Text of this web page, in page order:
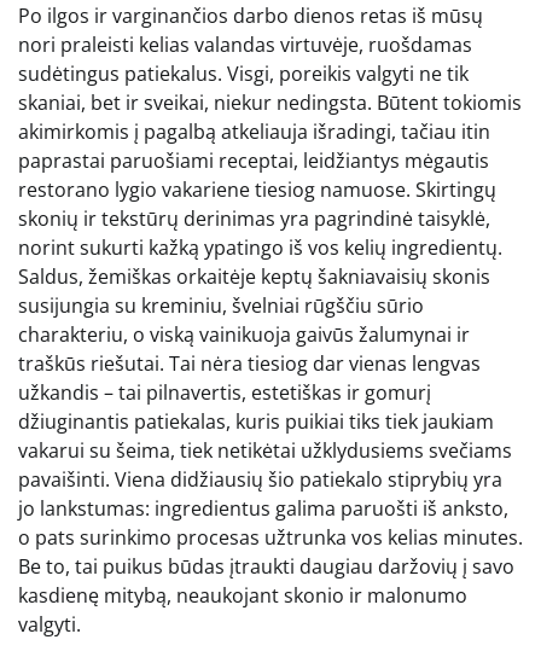
Po ilgos ir varginančios darbo dienos retas iš mūsų
nori praleisti kelias valandas virtuvėje, ruošdamas
sudėtingus patiekalus. Visgi, poreikis valgyti ne tik
skaniai, bet ir sveikai, niekur nedingsta. Būtent tokiomis
akimirkomis į pagalbą atkeliauja išradingi, tačiau itin
paprastai paruošiami receptai, leidžiantys mėgautis
restorano lygio vakariene tiesiog namuose. Skirtingų
skonių ir tekstūrų derinimas yra pagrindinė taisyklė,
norint sukurti kažką ypatingo iš vos kelių ingredientų.
Saldus, žemiškas orkaitėje keptų šakniavaisių skonis
susijungia su kreminiu, švelniai rūgščiu sūrio
charakteriu, o viską vainikuoja gaivūs žalumynai ir
traškūs riešutai. Tai nėra tiesiog dar vienas lengvas
užkandis – tai pilnavertis, estetiškas ir gomurį
džiuginantis patiekalas, kuris puikiai tiks tiek jaukiam
vakarui su šeima, tiek netikėtai užklydusiems svečiams
pavaišinti. Viena didžiausių šio patiekalo stiprybių yra
jo lankstumas: ingredientus galima paruošti iš anksto,
o pats surinkimo procesas užtrunka vos kelias minutes.
Be to, tai puikus būdas įtraukti daugiau daržovių į savo
kasdienę mitybą, neaukojant skonio ir malonumo
valgyti.